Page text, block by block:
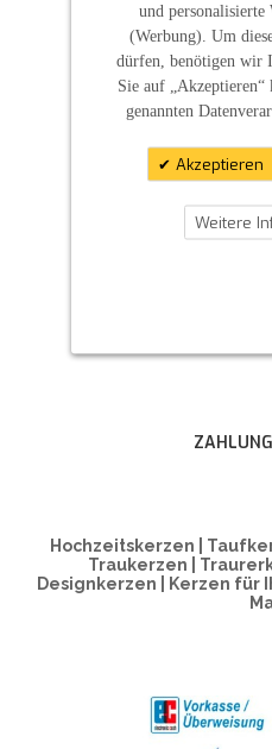
Hochzeitskerzen |
Traukerzen |
Designkerzen | Kerzen für
und personalisierte
(Werbung). Um
dürfen, benötigen wir
Sie auf
genannten
Akzeptieren
Weitere